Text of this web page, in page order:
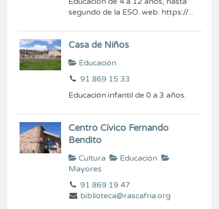
segundo de la ESO. web: https://...
Casa de Niños
Educación
91 869 15 33
Educación infantil de 0 a 3 años.
Centro Cívico Fernando
Bendito
Cultura
Educación
Mayores
91 869 19 47
biblioteca@rascafria.org